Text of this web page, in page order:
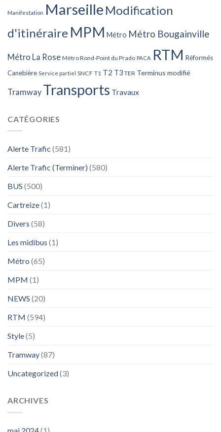
Manifestation Marseille Modification
d'itinéraire MPM Métro Métro Bougainville
Métro La Rose Métro Rond-Point du Prado PACA RTM Réformés
Canebière Service partiel SNCF T1 T2 T3 TER Terminus modifié
Tramway Transports Travaux
CATÉGORIES
Alerte Trafic (581)
Alerte Trafic (Terminer) (580)
BUS (500)
Cartreize(1)
Divers (58)
Les midibus (1)
Métro (65)
MPM (1)
NEWS (20)
RTM (594)
Style(5)
Tramway(87)
Uncategorized(3)
ARCHIVES